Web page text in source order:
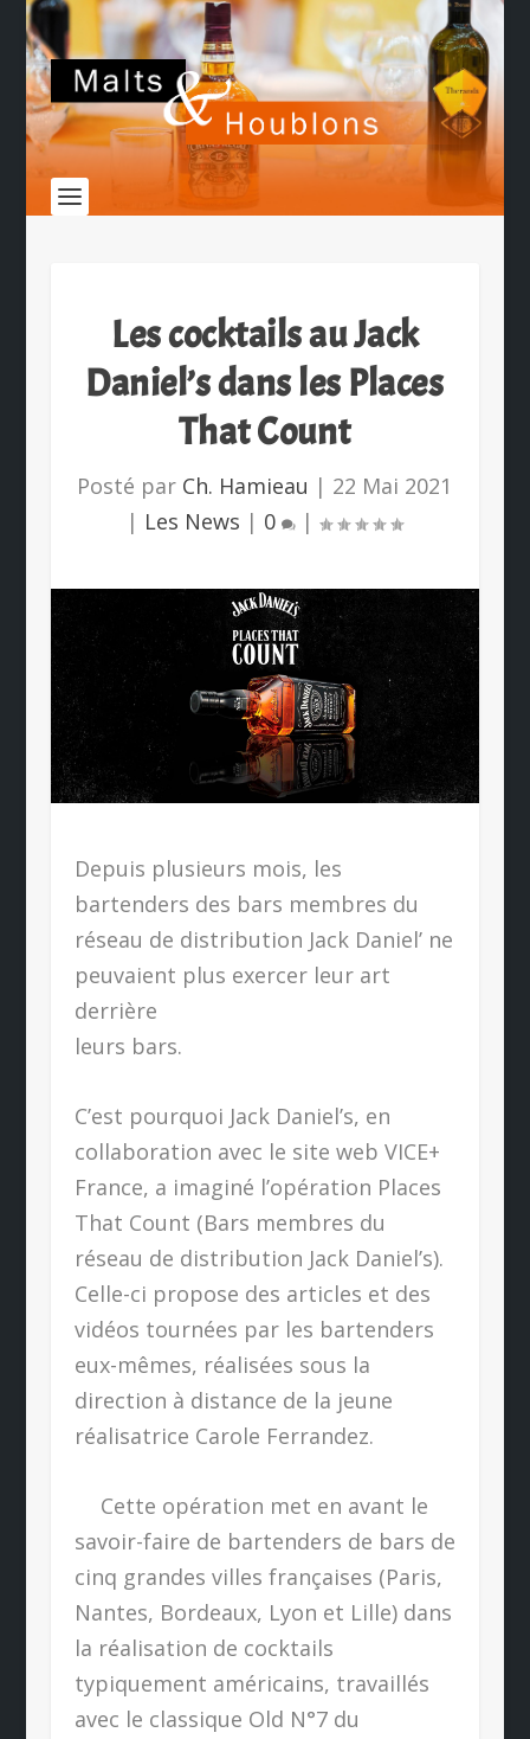
Les cocktails au Jack
Daniel’s dans les Places
That Count
Posté par Ch. Hamieau | 22 Mai 2021
| Les News | 0 |
Depuis plusieurs mois, les
bartenders des bars membres du
réseau de distribution Jack Daniel’ ne
peuvaient plus exercer leur art
derrière
leurs bars.
C’est pourquoi Jack Daniel’s, en
collaboration avec le site web VICE+
France, a imaginé l’opération Places
That Count (Bars membres du
réseau de distribution Jack Daniel’s).
Celle-ci propose des articles et des
vidéos tournées par les bartenders
eux-mêmes, réalisées sous la
direction à distance de la jeune
réalisatrice Carole Ferrandez.
Cette opération met en avant le
savoir-faire de bartenders de bars de
cinq grandes villes françaises (Paris,
Nantes, Bordeaux, Lyon et Lille) dans
la réalisation de cocktails
typiquement américains, travaillés
avec le classique Old N°7 du